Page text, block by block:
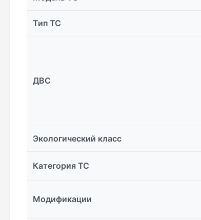
Тип ТС
ДВС
Экологический класс
Категория ТС
Модификации